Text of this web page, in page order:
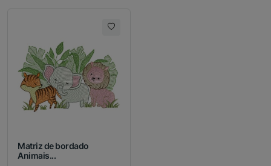
Matriz de bordado
Animais...